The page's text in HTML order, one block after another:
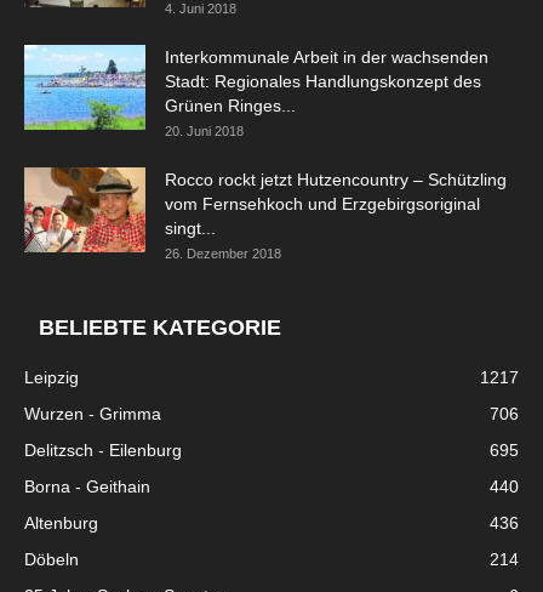
4. Juni 2018
Interkommunale Arbeit in der wachsenden
Stadt: Regionales Handlungskonzept des
Grünen Ringes...
20. Juni 2018
Rocco rockt jetzt Hutzencountry – Schützling
vom Fernsehkoch und Erzgebirgsoriginal
singt...
26. Dezember 2018
BELIEBTE KATEGORIE
Leipzig
1217
Wurzen - Grimma
706
Delitzsch - Eilenburg
695
Borna - Geithain
440
Altenburg
436
Döbeln
214